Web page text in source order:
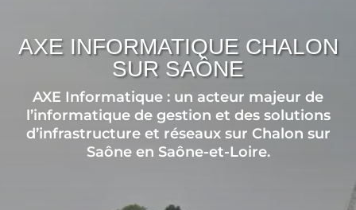
AXE INFORMATIQUE CHALON
SUR SAÔNE
AXE Informatique : un acteur majeur de
l’informatique de gestion et des solutions
d’infrastructure et réseaux sur Chalon sur
Saône en Saône-et-Loire.